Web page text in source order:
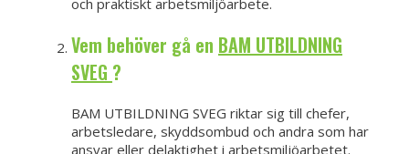
Vem behöver gå en BAM UTBILDNING
SVEG ?
BAM UTBILDNING SVEG riktar sig till chefer,
arbetsledare, skyddsombud och andra som har
ansvar eller delaktighet i arbetsmiljöarbetet.